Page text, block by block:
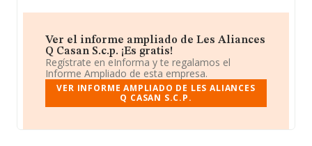
Ver el informe ampliado de Les Aliances
Q Casan S.c.p. ¡Es gratis!
Regístrate en eInforma y te regalamos el
Informe Ampliado de esta empresa.
VER INFORME AMPLIADO DE LES ALIANCES
Q CASAN S.C.P.